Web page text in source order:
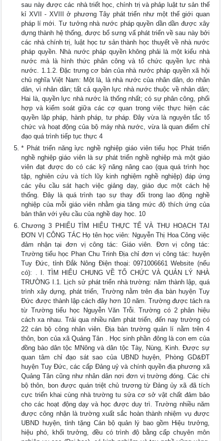
sau này được các nhà triết học, chính trị và phảp luật tư sản thế
kỉ XVII - XVIII ở phương Tây phát triển như một thế giới quan
pháp lí mới. Tư tưởng nhà nước pháp quyền dần dần được xây
dựng thành hệ thống, được bổ sưng vấ phát triển về sau này bởi
các nhà chính trị, luật học tư sản thành học thuyết về nhà nước
pháp quyền. Nhà nước pháp quyền không phải là một kiểu nhà
nước mà là hình thức phân công và tổ chức quyền lực nhà
nước. 1.1.2. Đặc trưng cơ bản của nhà nước pháp quyền xã hội
chủ nghĩa Việt Nam: Một là, là nhà nước của nhân dân, do nhân
dân, vì nhân dân; tất cả quyền lực nhà nước thuộc về nhân dân;
Hai là, quyền lực nhà nước là thống nhất; có sự phân công, phối
hợp và kiểm soát giữa các cợ quan trong việc thực hiện các
quyền lập pháp, hành pháp, tư pháp. Đây vừa là nguyên tắc tổ
chức và hoạt động của bộ máy nhà nước, vừa là quan điểm chỉ
đạo quá trình tiếp tục thực 4
* Phát triển năng ỉực nghề nghiệp giáo viên tiểu học Phát triển
nghề nghiệp giáo viên là sự phát triển nghề nghiệp mà một giáo
viên đạt được do có các kỹ năng nâng cao (qua quá trình học
tập, nghiên cứu và tích lũy kinh nghiệm nghề nghiệp) đáp ứng
các yêu cầu sát hạch việc giảng dạy, giáo dục một cách hệ
thống. Đây là quá trình tạo sự thay đổi trong lao động nghề
nghiệp của mỗi giáo viên nhằm gia tăng mức độ thích ứng của
bản thân với yêu cầu của nghề dạy học. 10
Chương 3 PHIẾU TÌM HIỂU THỰC TẾ VÀ THU HOẠCH TẠI
ĐƠN VỊ CÔNG TÁC Họ tên học viên: Nguyễn Thị Hoa Công việc
đảm nhận tại đơn vị công tác: Giáo viên. Đơn vị công tác:
Trường tiểu học Phan Chu Trinh Địa chỉ đơn vị công tác: huyện
Tuy Đức, tỉnh Đắk Nông Điện thoại: 0971006661 Website (nếu
có): . I. TÌM HIỂU CHUNG VỀ TỔ CHỨC VÀ QUẢN LÝ NHÀ
TRƯỜNG I.1. Lịch sử phát triển nhà trường: năm thành lập, quá
trình xây dựng, phát triển, Trường nằm trên địa bàn huyện Tuy
Đức được thành lập cách đây hơn 10 năm. Trường được tách ra
từ Trường tiểu học Nguyễn Văn Trỗi. Trường có 2 phân hiệu
cách xa nhau. Trải qua nhiều năm phát triển, đến nay trường có
22 cán bộ công nhân viên. Địa bàn trường quản lí nằm trên 4
thôn, bon của xã Quảng Tân . Học sinh phần đông là con em của
đồng bào dân tộc MNông và dân tộc Tày, Nùng, Kinh. Được sự
quan tâm chỉ đạo sát sao của UBND huyện, Phòng GD&ĐT
huyện Tuy Đức, các cấp Đảng uỷ và chính quyền địa phương xã
Quảng Tân cũng như nhân dân nơi đơn vị trường đóng. Các chi
bộ thôn, bon được quán triệt chủ trương từ Đảng ủy xã đã tích
cực triển khai cùng nhà trường tu sửa cơ sở vật chất đảm bảo
cho các hoạt động dạy và học được duy trì. Trường nhiều năm
được công nhận là trường xuất sắc hoàn thành nhiệm vụ được
UBND huyện, tỉnh tặng Cán bộ quản lý bao gồm Hiệu trưởng,
hiệu phó, khối trưởng, đều có trình độ bằng cấp chuyên môn